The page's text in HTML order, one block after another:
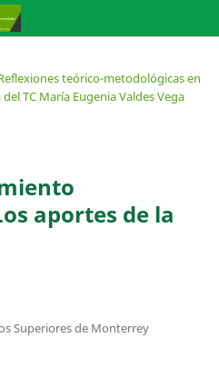
teórico-metodológicas en
TC María Eugenia Valdes Vega
aportes de la
Superiores de Monterrey